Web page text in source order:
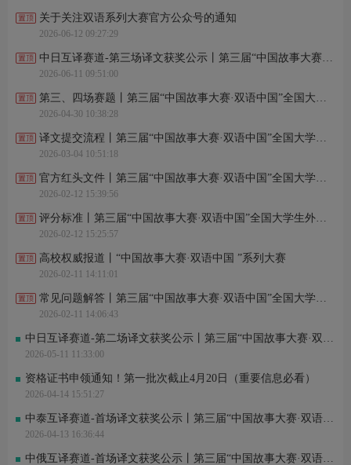
余*晖 刚刚完成了报名
花*酱 刚刚进行了关注
柒* 刚刚进行了关注
徐* 刚刚完成了报名
赵*赫 刚刚完成了报名
黄*鲜 刚刚进行了关注
关于关注双语系列大赛官方公众号的通知
2026-06-12 09:27:29
中日互译赛道-第三场译文获奖公示丨第三届“中国故事大赛·双语中国”全国大学生外语翻译大赛
2026-06-11 09:51:00
第三、四场赛题丨第三届“中国故事大赛·双语中国”全国大学生外语翻译大赛
2026-04-30 10:38:28
译文提交流程丨第三届“中国故事大赛·双语中国”全国大学生外语翻译大赛
2026-03-04 10:51:18
官方红头文件丨第三届“中国故事大赛·双语中国”全国大学生外语翻译大赛
2026-02-12 15:39:56
评分标准丨第三届“中国故事大赛·双语中国”全国大学生外语翻译大赛
2026-02-12 15:25:57
高校权威报道丨“中国故事大赛·双语中国 ”系列大赛
2026-02-11 14:11:01
常见问题解答丨第三届“中国故事大赛·双语中国”全国大学生外语翻译大赛
2026-02-11 14:06:43
中日互译赛道-第二场译文获奖公示丨第三届“中国故事大赛·双语中国”全国大学生外语翻译大赛
2026-05-11 11:33:00
资格证书申领通知！第一批次截止4月20日（重要信息必看）
2026-04-14 15:51:27
中泰互译赛道-首场译文获奖公示丨第三届“中国故事大赛·双语中国”全国大学生外语翻译大赛
2026-04-13 16:36:44
中俄互译赛道-首场译文获奖公示丨第三届“中国故事大赛·双语中国”全国大学生外语翻译大赛